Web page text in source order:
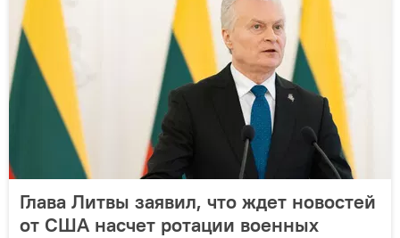
Глава Литвы заявил, что ждет новостей
от США насчет ротации военных